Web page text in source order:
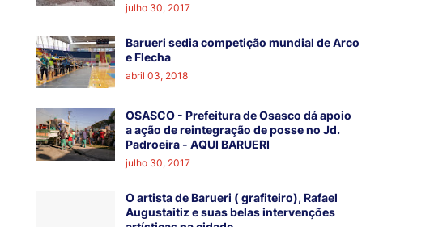
julho 30, 2017
Barueri sedia competição mundial de Arco
e Flecha
abril 03, 2018
OSASCO - Prefeitura de Osasco dá apoio
a ação de reintegração de posse no Jd.
Padroeira - AQUI BARUERI
julho 30, 2017
O artista de Barueri ( grafiteiro), Rafael
Augustaitiz e suas belas intervenções